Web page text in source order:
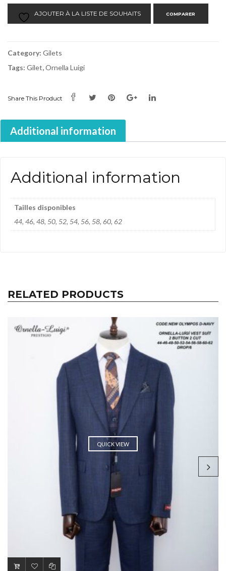
AJOUTER À LA LISTE DE SOUHAITS COMPARER
Category: Gilets
Tags: Gilet,Ornella Luigi
Share This Product
Additional information
Additional information
Tailles disponibles
44, 46, 48, 50, 52, 54, 56, 58, 60, 62
RELATED PRODUCTS
QUICK VIEW